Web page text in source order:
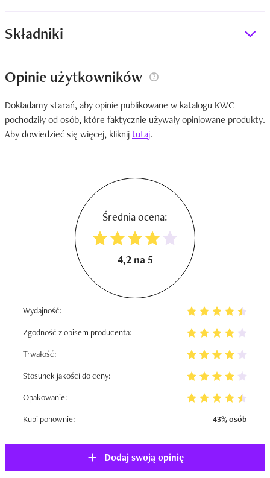
Składniki
Opinie użytkowników
Dokładamy starań, aby opinie publikowane w katalogu KWC
pochodziły od osób, które faktycznie używały opiniowane produkty.
Aby dowiedzieć się więcej, kliknijtutaj.
Średnia ocena:
4,2 na 5
Wydajność:
Zgodność z opisem producenta:
Trwałość:
Stosunek jakości do ceny:
Opakowanie:
Kupi ponownie:
43% osób
Dodaj swoją opinię